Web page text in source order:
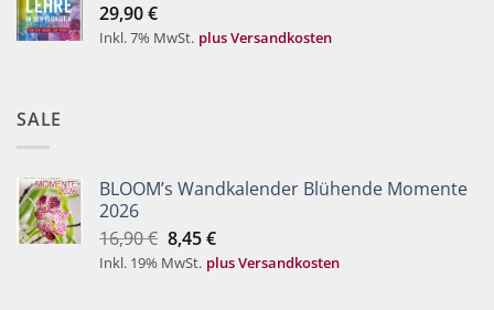
29,90€
Inkl. 7% MwSt. plus Versandkosten
SALE
BLOOM’s Wandkalender Blühende Momente
2026
16,90€ Ursprünglicher
Preis
8,45€Aktueller
Preis
Inkl. 19% MwSt. plus Versandkosten